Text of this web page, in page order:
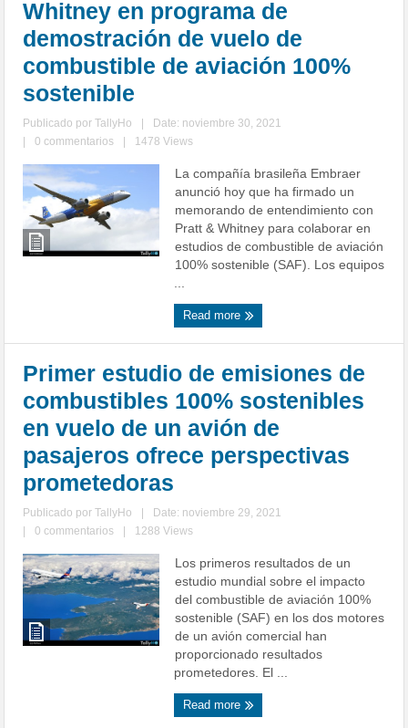
Whitney en programa de
demostración de vuelo de
combustible de aviación 100%
sostenible
Publicado porTallyHo
Date: noviembre 30, 2021
0 commentarios 1478 Views
La compañía brasileña Embraer
anunció hoy que ha firmado un
memorando de entendimiento con
Pratt & Whitney para colaborar en
estudios de combustible de aviación
100% sostenible (SAF). Los equipos
...
Read more
Primer estudio de emisiones de
combustibles 100% sostenibles
en vuelo de un avión de
pasajeros ofrece perspectivas
prometedoras
Publicado porTallyHo
Date: noviembre 29, 2021
0 commentarios 1288 Views
Los primeros resultados de un
estudio mundial sobre el impacto
del combustible de aviación 100%
sostenible (SAF) en los dos motores
de un avión comercial han
proporcionado resultados
prometedores. El ...
Read more